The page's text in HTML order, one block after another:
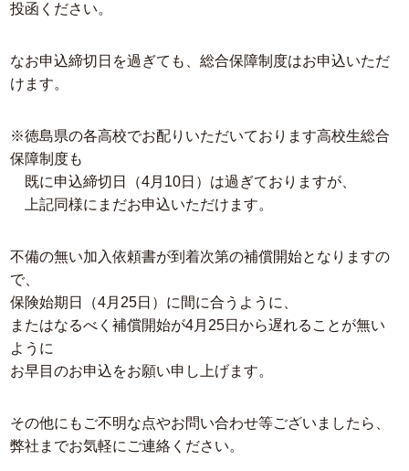
投函ください。
なお申込締切日を過ぎても、総合保障制度はお申込いただ
けます。
※徳島県の各高校でお配りいただいております高校生総合
保障制度も
既に申込締切日（4月10日）は過ぎておりますが、
上記同様にまだお申込いただけます。
不備の無い加入依頼書が到着次第の補償開始となりますの
で、
保険始期日（4月25日）に間に合うように、
またはなるべく補償開始が4月25日から遅れることが無い
ように
お早目のお申込をお願い申し上げます。
その他にもご不明な点やお問い合わせ等ございましたら、
弊社までお気軽にご連絡ください。